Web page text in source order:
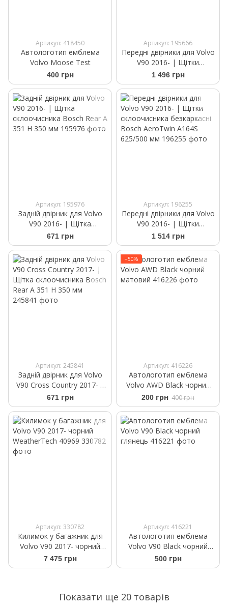
Артикул: 418450
Автологотип емблема
Volvo Moose Test
400 грн
Артикул: 195666
Передні двірники для Volvo
V90 2016- | Щітки
склоочисника безкаркасні
Bosch AeroTwin A 297 S
1 496 грн
Артикул: 195976
Задній двірник для Volvo
V90 2016- | Щітка
склоочисника Bosch Rear A
351 H 350 мм
671 грн
Артикул: 196255
Передні двірники для Volvo
V90 2016- | Щітки
склоочисника безкаркасні
Bosch AeroTwin A164S
1 514 грн
Артикул: 245841
Задній двірник для Volvo
V90 Cross Country 2017- |
Щітка склоочисника Bosch
Rear A 351 H 350 мм
671 грн
−50%
Артикул: 416226
Автологотип емблема
Volvo AWD Black чорний
матовий
200 грн 400 грн
Артикул: 330782
Килимок у багажник для
Volvo V90 2017- чорний
WeatherTech 40969
7 475 грн
Артикул: 416221
Автологотип емблема
Volvo V90 Black чорний
глянець
500 грн
Показати ще 20 товарів